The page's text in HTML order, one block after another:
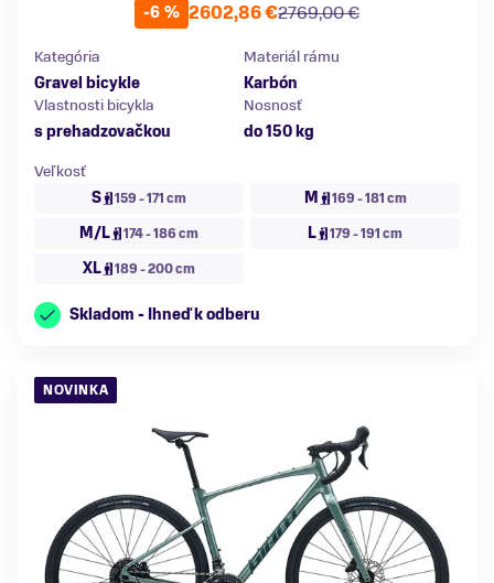
-6 %
2769,00 €
2602,86 €
Kategória
Gravel bicykle
Materiál rámu
Karbón
Vlastnosti bicykla
s prehadzovačkou
Nosnosť
do 150 kg
Veľkosť
S
159 - 171 cm M 169 - 181 cm
M/L 174 - 186 cm L 179 - 191 cm
XL 189 - 200 cm
Skladom - Ihneď k odberu
NOVINKA